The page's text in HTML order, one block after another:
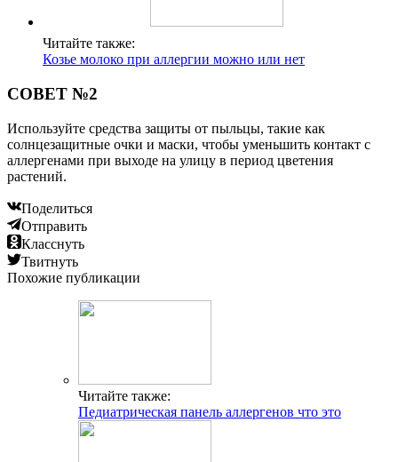
Читайте также:
Козье молоко при аллергии можно или нет
СОВЕТ №2
Используйте средства защиты от пыльцы, такие как
солнцезащитные очки и маски, чтобы уменьшить контакт с
аллергенами при выходе на улицу в период цветения
растений.
Поделиться
Отправить
Класснуть
Твитнуть
Похожие публикации
Читайте также:
Педиатрическая панель аллергенов что это